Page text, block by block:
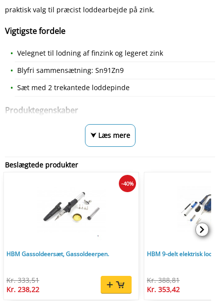
praktisk valg til præcist loddearbejde på zink.
Vigtigste fordele
Velegnet til lodning af finzink og legeret zink
Blyfri sammensætning: Sn91Zn9
Sæt med 2 trekantede loddepinde
Produktegenskaber
⮟ Læs mere
Beslægtede produkter
HBM Gassoldeersæt, Gassoldeerpen.
Kr. 333,51
Kr. 238,22
-40%
HBM 9-delt elektrisk
Kr. 388,81
Kr. 353,42